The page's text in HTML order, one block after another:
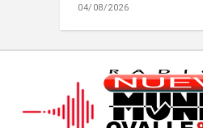
04/08/2026